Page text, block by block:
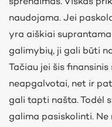
naudojama. Jei
yra aiškiai
galimybių, ji gali būti
Tačiau jei šis
neapgalvotai, net ir
gali tapti našta. Todėl
galima pasiskolinti.